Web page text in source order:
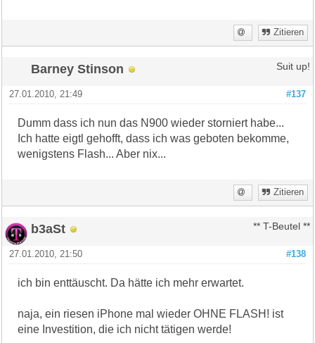
Zitieren
Barney Stinson Suit up!
#137
27.01.2010, 21:49
Dumm dass ich nun das N900 wieder storniert habe...
Ich hatte eigtl gehofft, dass ich was geboten bekomme,
wenigstens Flash... Aber nix...
Zitieren
b3aSt ** T-Beutel **
#138
27.01.2010, 21:50
ich bin enttäuscht. Da hätte ich mehr erwartet.
naja, ein riesen iPhone mal wieder OHNE FLASH! ist
eine Investition, die ich nicht tätigen werde!